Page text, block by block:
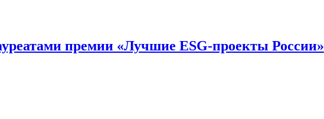
премии «Лучшие ESG-проекты России»